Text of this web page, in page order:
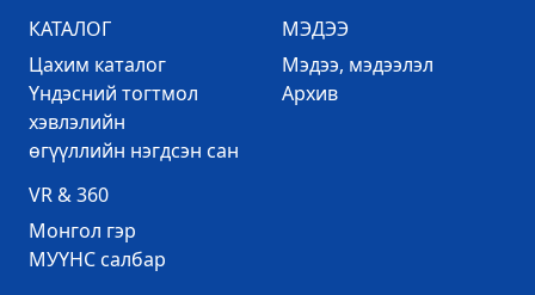
КАТАЛОГ
Цахим каталог
Үндэсний тогтмол
хэвлэлийн
өгүүллийн нэгдсэн сан
МЭДЭЭ
Mэдээ, мэдээлэл
Архив
VR & 360
Mонгол гэр
МУҮНС салбар